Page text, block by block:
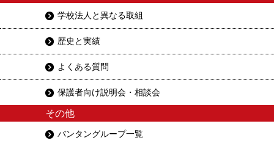
学校法人と異なる取組
歴史と実績
よくある質問
保護者向け説明会・相談会
その他
バンタングループ一覧